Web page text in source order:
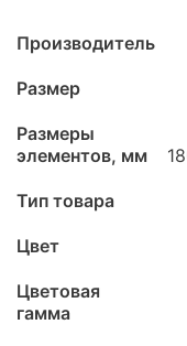
Производитель
Размер
Размеры
элементов, мм
Тип товара
Цвет
Цветовая
гамма